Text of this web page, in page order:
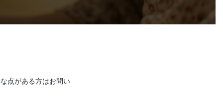
点がある方はお問い